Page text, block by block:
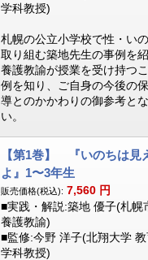
学科教授)
札幌の公立小学校で性・い
取り組む築地先生の事例を紹
養護教諭が授業を受け持つ
例を知り、ご自身の今後の
導とのかかわりの御参考と
い。
【第1巻】 『いのちは見
よ』1〜3年生
販売価格(税込): 7,560 円
■実践・解説:築地 優子(札幌
養護教諭)
■監修:今野 洋子(北翔大学
学科教授)